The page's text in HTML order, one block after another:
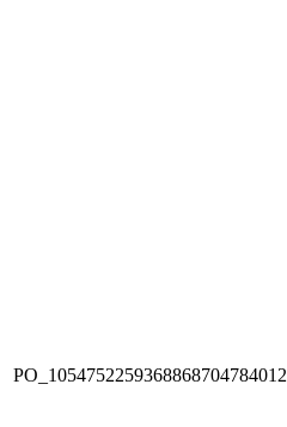
PO_1054752259368868704784012